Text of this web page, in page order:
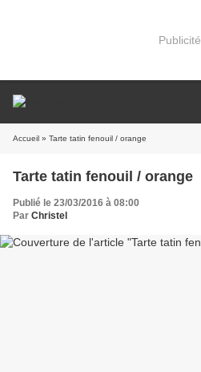
Publicité
Accueil » Tarte tatin fenouil / orange
Tarte tatin fenouil / orange
Publié le 23/03/2016 à 08:00
Par Christel